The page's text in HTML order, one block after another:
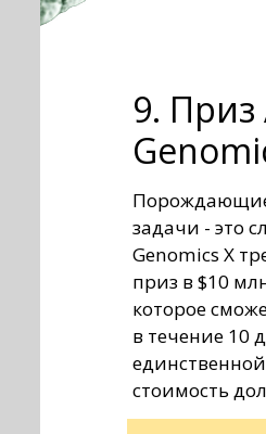
9.
задачи - это
Genomics X
приз в $10
которое
в течение 10
стоимость